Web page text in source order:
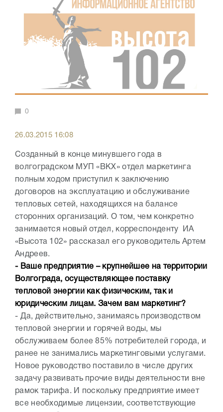
0
26.03.2015 16:08
Созданный в конце минувшего года в
волгоградском МУП «ВКХ» отдел маркетинга
полным ходом приступил к заключению
договоров на эксплуатацию и обслуживание
тепловых сетей, находящихся на балансе
сторонних организаций. О том, чем конкретно
занимается новый отдел, корреспонденту ИА
«Высота 102» рассказал его руководитель Артем
Андреев.
- Ваше предприятие – крупнейшее на территории
Волгограда, осуществляющее поставку
тепловой энергии как физическим, так и
юридическим лицам. Зачем вам маркетинг?
- Да, действительно, занимаясь производством
тепловой энергии и горячей воды, мы
обслуживаем более 85% потребителей города, и
ранее не занимались маркетинговыми услугами.
Новое руководство поставило в числе других
задачу развивать прочие виды деятельности вне
рамок тарифа. И поскольку предприятие имеет
все необходимые лицензии, соответствующие